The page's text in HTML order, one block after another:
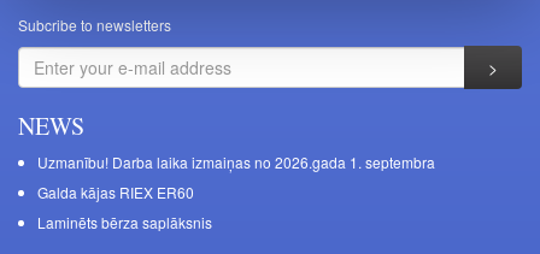
Subcribe to newsletters
NEWS
Uzmanību! Darba laika izmaiņas no 2026.gada 1. septembra
Galda kājas RIEX ER60
Laminēts bērza saplāksnis